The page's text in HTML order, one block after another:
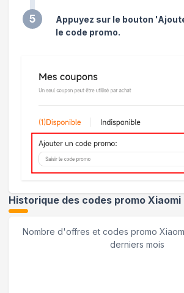
5
Appuyez sur le bouton
le code promo.
Historique des codes promo Xiaomi
Nombre d'offres et codes promo
derniers mois